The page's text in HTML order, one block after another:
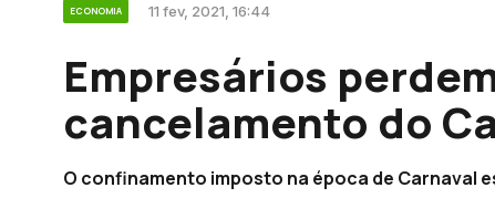
ECONOMIA 11 fev, 2021, 16:44
Empresários
cancelamento do
O confinamento imposto na época de Carnaval